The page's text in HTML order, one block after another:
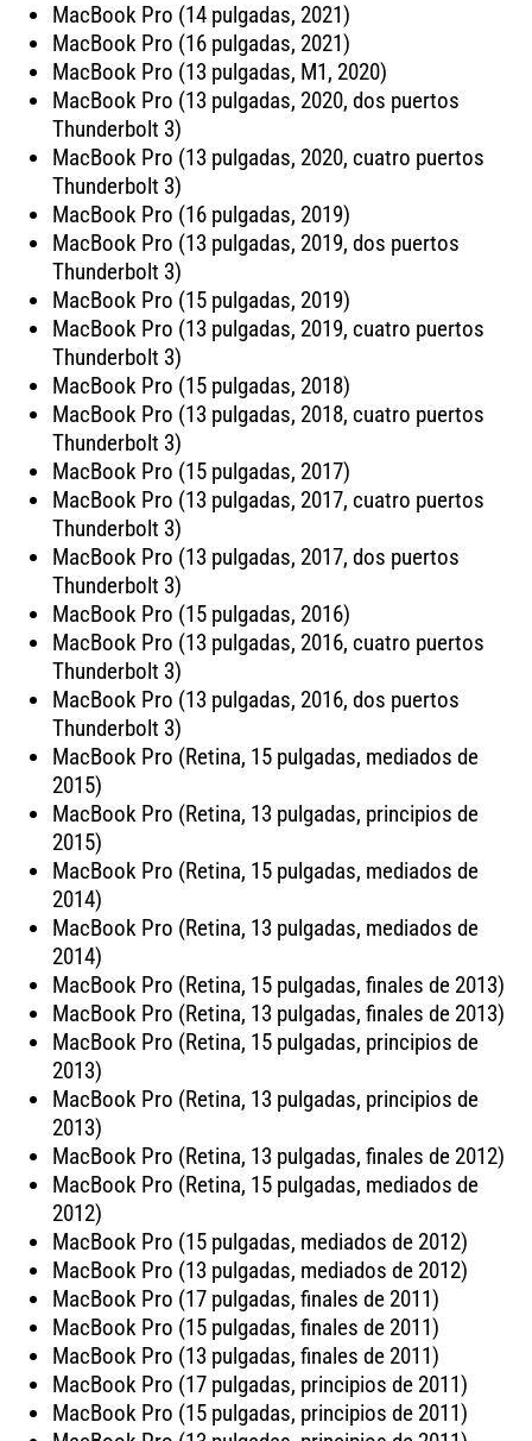
MacBook Pro (14 pulgadas, 2021)
MacBook Pro (16 pulgadas, 2021)
MacBook Pro (13 pulgadas, M1, 2020)
MacBook Pro (13 pulgadas, 2020, dos puertos
Thunderbolt 3)
MacBook Pro (13 pulgadas, 2020, cuatro puertos
Thunderbolt 3)
MacBook Pro (16 pulgadas, 2019)
MacBook Pro (13 pulgadas, 2019, dos puertos
Thunderbolt 3)
MacBook Pro (15 pulgadas, 2019)
MacBook Pro (13 pulgadas, 2019, cuatro puertos
Thunderbolt 3)
MacBook Pro (15 pulgadas, 2018)
MacBook Pro (13 pulgadas, 2018, cuatro puertos
Thunderbolt 3)
MacBook Pro (15 pulgadas, 2017)
MacBook Pro (13 pulgadas, 2017, cuatro puertos
Thunderbolt 3)
MacBook Pro (13 pulgadas, 2017, dos puertos
Thunderbolt 3)
MacBook Pro (15 pulgadas, 2016)
MacBook Pro (13 pulgadas, 2016, cuatro puertos
Thunderbolt 3)
MacBook Pro (13 pulgadas, 2016, dos puertos
Thunderbolt 3)
MacBook Pro (Retina, 15 pulgadas, mediados de
2015)
MacBook Pro (Retina, 13 pulgadas, principios de
2015)
MacBook Pro (Retina, 15 pulgadas, mediados de
2014)
MacBook Pro (Retina, 13 pulgadas, mediados de
2014)
MacBook Pro (Retina, 15 pulgadas, finales de 2013)
MacBook Pro (Retina, 13 pulgadas, finales de 2013)
MacBook Pro (Retina, 15 pulgadas, principios de
2013)
MacBook Pro (Retina, 13 pulgadas, principios de
2013)
MacBook Pro (Retina, 13 pulgadas, finales de 2012)
MacBook Pro (Retina, 15 pulgadas, mediados de
2012)
MacBook Pro (15 pulgadas, mediados de 2012)
MacBook Pro (13 pulgadas, mediados de 2012)
MacBook Pro (17 pulgadas, finales de 2011)
MacBook Pro (15 pulgadas, finales de 2011)
MacBook Pro (13 pulgadas, finales de 2011)
MacBook Pro (17 pulgadas, principios de 2011)
MacBook Pro (15 pulgadas, principios de 2011)